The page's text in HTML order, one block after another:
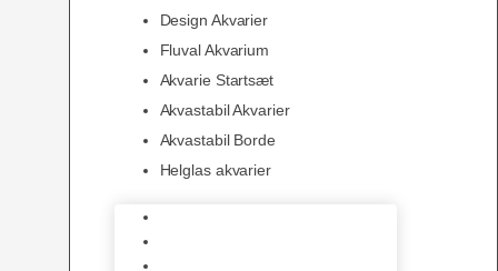
Design Akvarier
Fluval Akvarium
Akvarie Startsæt
Akvastabil Akvarier
Akvastabil Borde
Helglas akvarier